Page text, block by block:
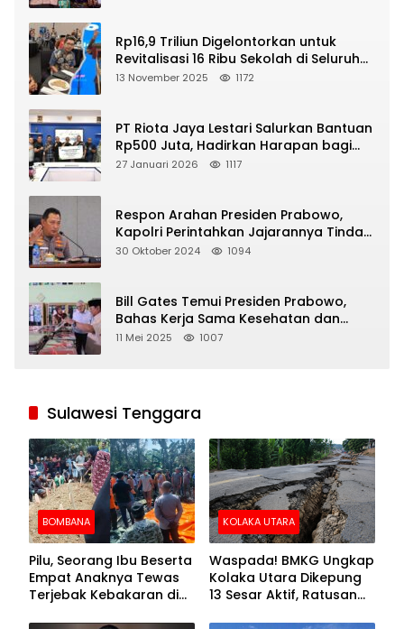
Rp16,9 Triliun Digelontorkan untuk
Revitalisasi 16 Ribu Sekolah di Seluruh
Indonesia
13 November 2025 1172
PT Riota Jaya Lestari Salurkan Bantuan
Rp500 Juta, Hadirkan Harapan bagi
Korban Bencana di Sumatera
27 Januari 2026 1117
Respon Arahan Presiden Prabowo,
Kapolri Perintahkan Jajarannya Tindak
Tegas Pelaku Judi Online
30 Oktober 2024 1094
Bill Gates Temui Presiden Prabowo,
Bahas Kerja Sama Kesehatan dan
Program Makan Bergizi Gratis
11 Mei 2025 1007
Sulawesi Tenggara
BOMBANA
Pilu, Seorang Ibu Beserta
Empat Anaknya Tewas
Terjebak Kebakaran di
KOLAKA UTARA
Waspada! BMKG Ungkap
Kolaka Utara Dikepung
13 Sesar Aktif, Ratusan